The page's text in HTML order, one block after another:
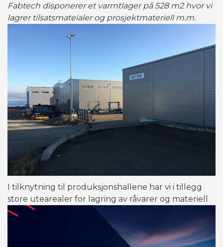
Fabtech disponerer et varmtlager på 528 m2 hvor vi
lagrer tilsatsmateialer og prosjektmateriell m.m.
I tilknytning til produksjonshallene har vi i tillegg
store utearealer for lagring av råvarer og materiell